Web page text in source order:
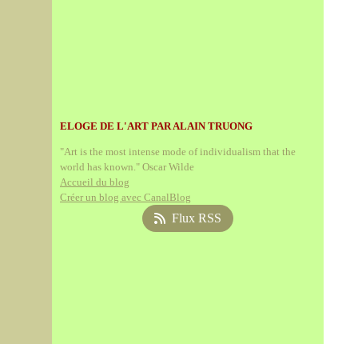
ELOGE DE L'ART PAR ALAIN TRUONG
"Art is the most intense mode of individualism that the
world has known." Oscar Wilde
Accueil du blog
Créer un blog avec CanalBlog
Flux RSS